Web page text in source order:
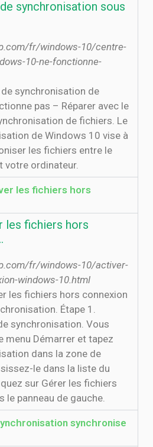
synchronisation sous
fr/windows-10/centre-
10-ne-fonctionne-
pas – Réparer avec le
de fichiers. Le
de Windows 10 vise à
les fichiers entre le
votre ordinateur.
les fichiers hors
les fichiers hors
fr/windows-10/activer-
windows-10.html
Étape 1.
synchronisation. Vous
menu Démarrer et tapez
dans la zone de
le dans la liste du
sur Gérer les fichiers
le panneau de gauche.
synchronise